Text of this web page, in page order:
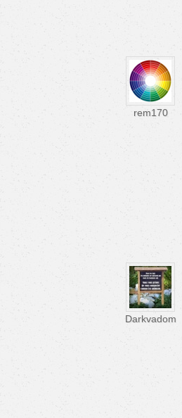
rem170
Darkvadom